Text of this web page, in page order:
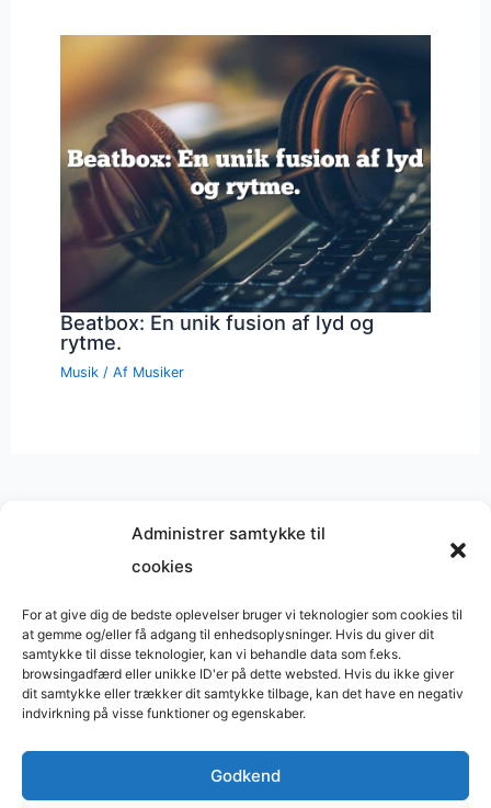
Administrer samtykke til
cookies
For at give dig de bedste oplevelser bruger vi teknologier som cookies til
at gemme og/eller få adgang til enhedsoplysninger. Hvis du giver dit
samtykke til disse teknologier, kan vi behandle data som f.eks.
browsingadfærd eller unikke ID'er på dette websted. Hvis du ikke giver
dit samtykke eller trækker dit samtykke tilbage, kan det have en negativ
indvirkning på visse funktioner og egenskaber.
Godkend
Beatbox: En unik fusion af lyd og
rytme.
Musik / Af Musiker
Musik på
Copyright © 2026 BasimWorld
Udviklet afWebbureau.dk
Bygget medWordPress
Restaurant